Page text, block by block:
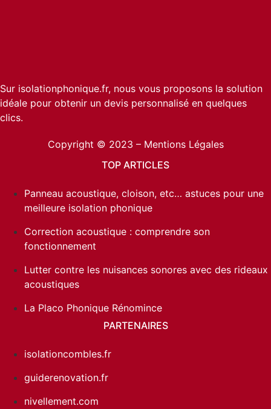
Sur isolationphonique.fr, nous vous proposons la solution
idéale pour obtenir un devis personnalisé en quelques
clics.
Copyright © 2023 – Mentions Légales
TOP ARTICLES
Panneau acoustique, cloison, etc… astuces pour une
meilleure isolation phonique
Correction acoustique : comprendre son
fonctionnement
Lutter contre les nuisances sonores avec des rideaux
acoustiques
La Placo Phonique Rénomince
PARTENAIRES
isolationcombles.fr
guiderenovation.fr
nivellement.com